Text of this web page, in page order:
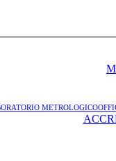
METROLOGICO